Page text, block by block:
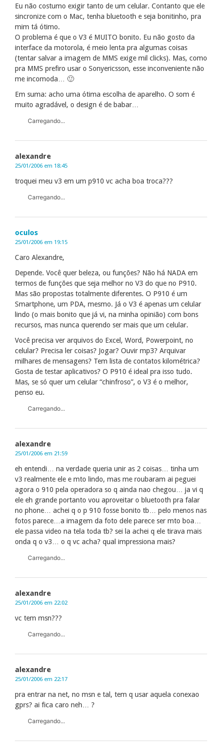
Eu não costumo exigir tanto de um celular. Contanto que ele
sincronize com o Mac, tenha bluetooth e seja bonitinho, pra
mim tá ótimo.
O problema é que o V3 é MUITO bonito. Eu não gosto da
interface da motorola, é meio lenta pra algumas coisas
(tentar salvar a imagem de MMS exige mil clicks). Mas, como
pra MMS prefiro usar o Sonyericsson, esse inconveniente não
me incomoda… 🙂
Em suma: acho uma ótima escolha de aparelho. O som é
muito agradável, o design é de babar…
Carregando...
alexandre
25/01/2006 em 18:45
troquei meu v3 em um p910 vc acha boa troca???
Carregando...
oculos
25/01/2006 em 19:15
Caro Alexandre,
Depende. Você quer beleza, ou funções? Não há NADA em
termos de funções que seja melhor no V3 do que no P910.
Mas são propostas totalmente diferentes. O P910 é um
Smartphone, um PDA, mesmo. Já o V3 é apenas um celular
lindo (o mais bonito que já vi, na minha opinião) com bons
recursos, mas nunca querendo ser mais que um celular.
Você precisa ver arquivos do Excel, Word, Powerpoint, no
celular? Precisa ler coisas? Jogar? Ouvir mp3? Arquivar
milhares de mensagens? Tem lista de contatos kilométrica?
Gosta de testar aplicativos? O P910 é ideal pra isso tudo.
Mas, se só quer um celular “chinfroso”, o V3 é o melhor,
penso eu.
Carregando...
alexandre
25/01/2006 em 21:59
eh entendi… na verdade queria unir as 2 coisas… tinha um
v3 realmente ele e mto lindo, mas me roubaram ai peguei
agora o 910 pela operadora so q ainda nao chegou… ja vi q
ele eh grande portanto vou aproveitar o bluetooth pra falar
no phone… achei q o p 910 fosse bonito tb… pelo menos nas
fotos parece…a imagem da foto dele parece ser mto boa…
ele passa video na tela toda tb? sei la achei q ele tirava mais
onda q o v3… o q vc acha? qual impressiona mais?
Carregando...
alexandre
25/01/2006 em 22:02
vc tem msn???
Carregando...
alexandre
25/01/2006 em 22:17
pra entrar na net, no msn e tal, tem q usar aquela conexao
gprs? ai fica caro neh… ?
Carregando...